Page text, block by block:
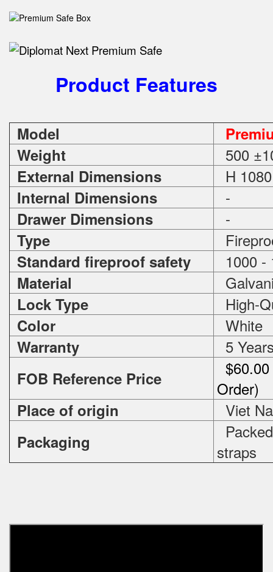
Product Features
Model
Weight
500
External Dimensions H
Internal Dimensions -
Drawer Dimensions -
Type
Standard fireproof safety 1000 -
Material
Lock Type High-
Color White
Warranty 5
FOB Reference Price
Order)
Place of origin Viet
Packaging
straps